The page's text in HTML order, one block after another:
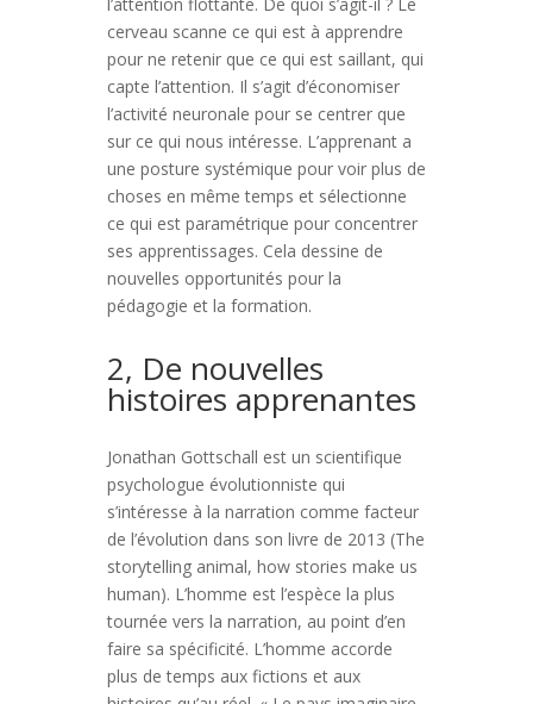
cerveau scanne ce qui est à apprendre
pour ne retenir que ce qui est saillant, qui
capte l’attention. Il s’agit d’économiser
l’activité neuronale pour se centrer que
sur ce qui nous intéresse. L’apprenant a
une posture systémique pour voir plus de
choses en même temps et sélectionne
ce qui est paramétrique pour concentrer
ses apprentissages. Cela dessine de
nouvelles opportunités pour la
pédagogie et la formation.
2, De nouvelles
histoires apprenantes
Jonathan Gottschall est un scientifique
psychologue évolutionniste qui
s’intéresse à la narration comme facteur
de l’évolution dans son livre de 2013 (The
storytelling animal, how stories make us
human). L’homme est l’espèce la plus
tournée vers la narration, au point d’en
faire sa spécificité. L’homme accorde
plus de temps aux fictions et aux